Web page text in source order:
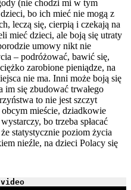
(nie chodzi mi w tym
bo ich mieć nie mogą z
leczą się, cierpią i czekają na
mieć dzieci, ale boją się utraty
umowy nikt nie
– podróżować, bawić się,
zarobione pieniądze, na
nie ma. Inni może boją się
im się zbudować trwałego
to nie jest szczyt
mieście, dziadkowie
bo trzeba spłacać
statystycznie poziom życia
nieźle, na dzieci Polacy się